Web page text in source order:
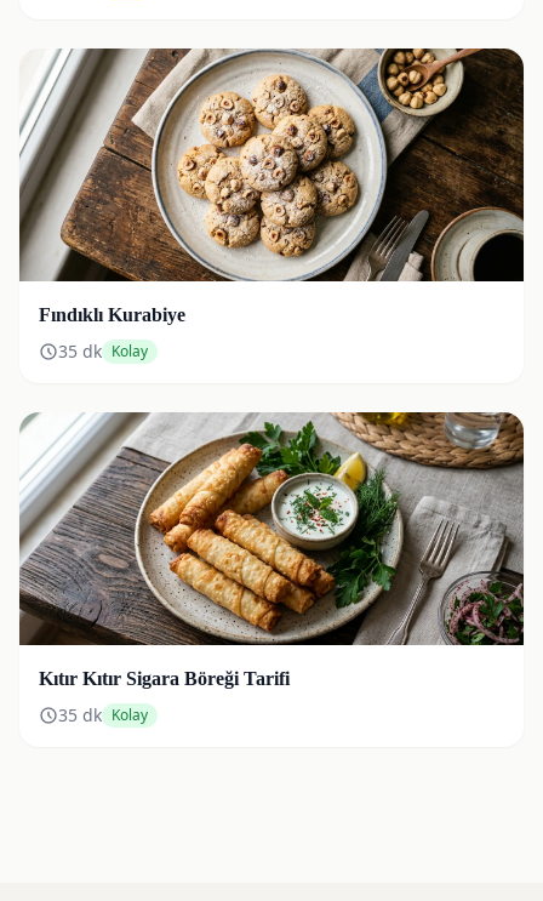
Fındıklı Kurabiye
35 dk Kolay
Kıtır Kıtır Sigara Böreği Tarifi
35 dk Kolay